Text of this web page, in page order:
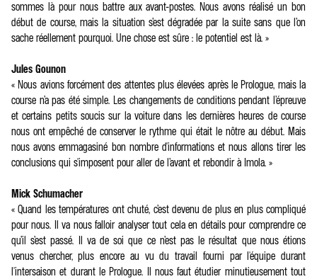
sommes là pour nous battre aux avant-postes. Nous avons réalisé un bon
début de course, mais la situation s’est dégradée par la suite sans que l’on
sache réellement pourquoi. Une chose est sûre : le potentiel est là. »
Jules Gounon
« Nous avions forcément des attentes plus élevées après le Prologue, mais la
course n’a pas été simple. Les changements de conditions pendant l’épreuve
et certains petits soucis sur la voiture dans les dernières heures de course
nous ont empêché de conserver le rythme qui était le nôtre au début. Mais
nous avons emmagasiné bon nombre d'informations et nous allons tirer les
conclusions qui s'imposent pour aller de l’avant et rebondir à Imola. »
Mick Schumacher
« Quand les températures ont chuté, c’est devenu de plus en plus compliqué
pour nous. Il va nous falloir analyser tout cela en détails pour comprendre ce
qu’il s’est passé. Il va de soi que ce n’est pas le résultat que nous étions
venus chercher, plus encore au vu du travail fourni par l'équipe durant
l'intersaison et durant le Prologue. Il nous faut étudier minutieusement tout